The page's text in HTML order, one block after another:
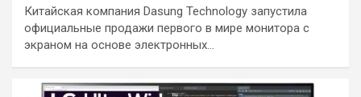
Китайская компания Dasung Technology запустила
официальные продажи первого в мире монитора с
экраном на основе электронных…